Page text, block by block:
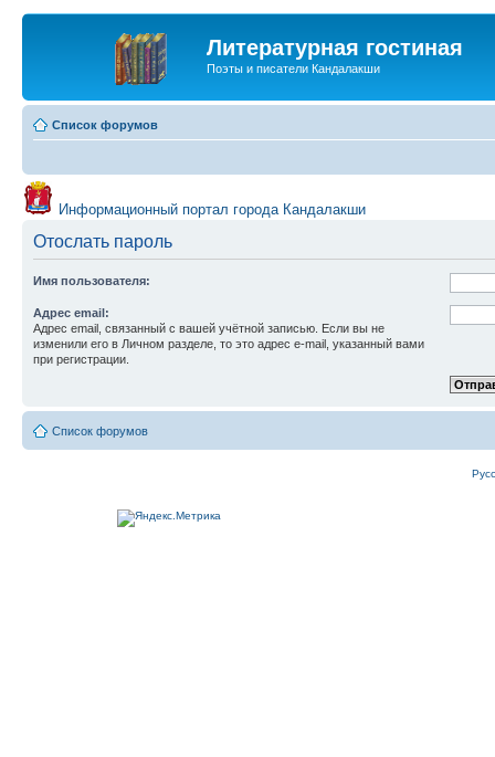
Литературная гостиная
Поэты и писатели Кандалакши
Список форумов
Информационный портал города Кандалакши
Отослать пароль
Имя пользователя:
Адрес email:
Адрес email, связанный с вашей учётной записью. Если вы не
изменили его в Личном разделе, то это адрес e-mail, указанный вами
при регистрации.
Список форумов